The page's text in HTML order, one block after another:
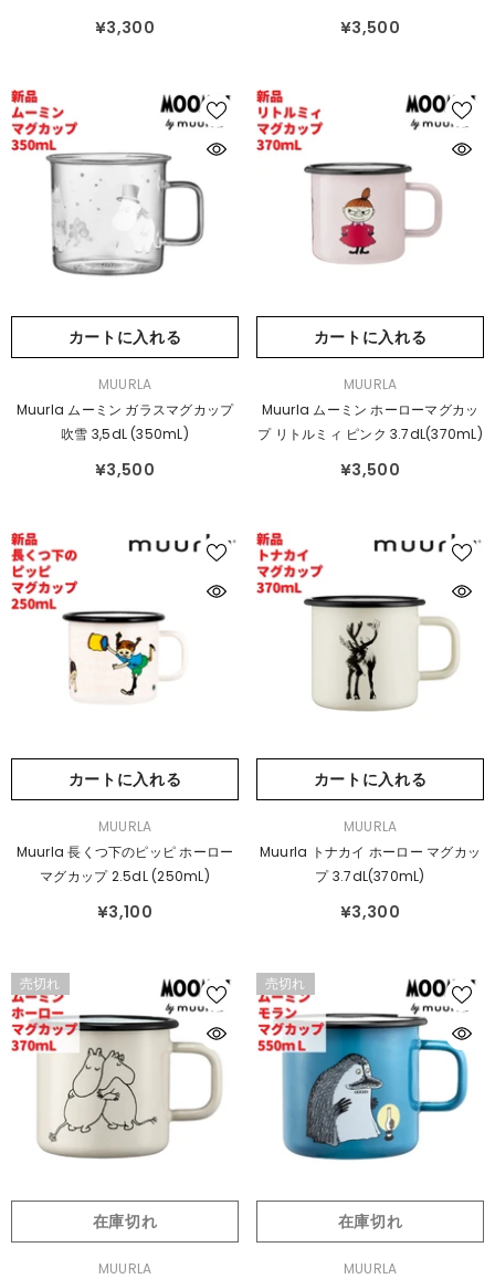
¥3,300 ¥3,500
カートに入れる
売
MUURLA
Muurla ムーミン ガラスマグカップ
吹雪 3,5dL (350mL)
¥3,500
カートに入れる
売
元：
MUURLA
Muurla ムーミン ホーローマグカッ
プ リトルミィ ピンク 3.7dL(370mL)
¥3,500
カートに入れる
売
MUURLA
Muurla 長くつ下のピッピ ホーロー
マグカップ 2.5dL (250mL)
¥3,100
カートに入れる
売
MUURLA
Muurla トナカイ ホーロー マグカッ
プ 3.7dL(370mL)
¥3,300
売切れ
在庫切れ
MUURLA
売切れ
在庫切れ
MUURLA